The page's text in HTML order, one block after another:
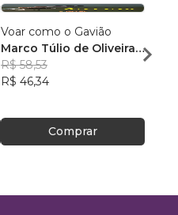
Voar como o Gavião
Marco Túlio de Oliveira
e Britto
R$ 58,53
R$ 46,34
Comprar